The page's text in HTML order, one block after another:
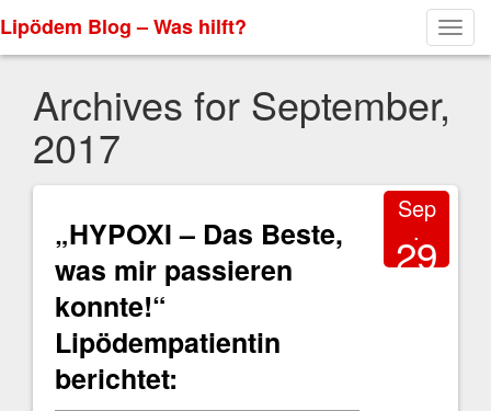
Lipödem Blog – Was hilft?
Archives for September,
2017
„HYPOXI – Das Beste,
was mir passieren
konnte!“
Lipödempatientin
berichtet:
Sep
.
29